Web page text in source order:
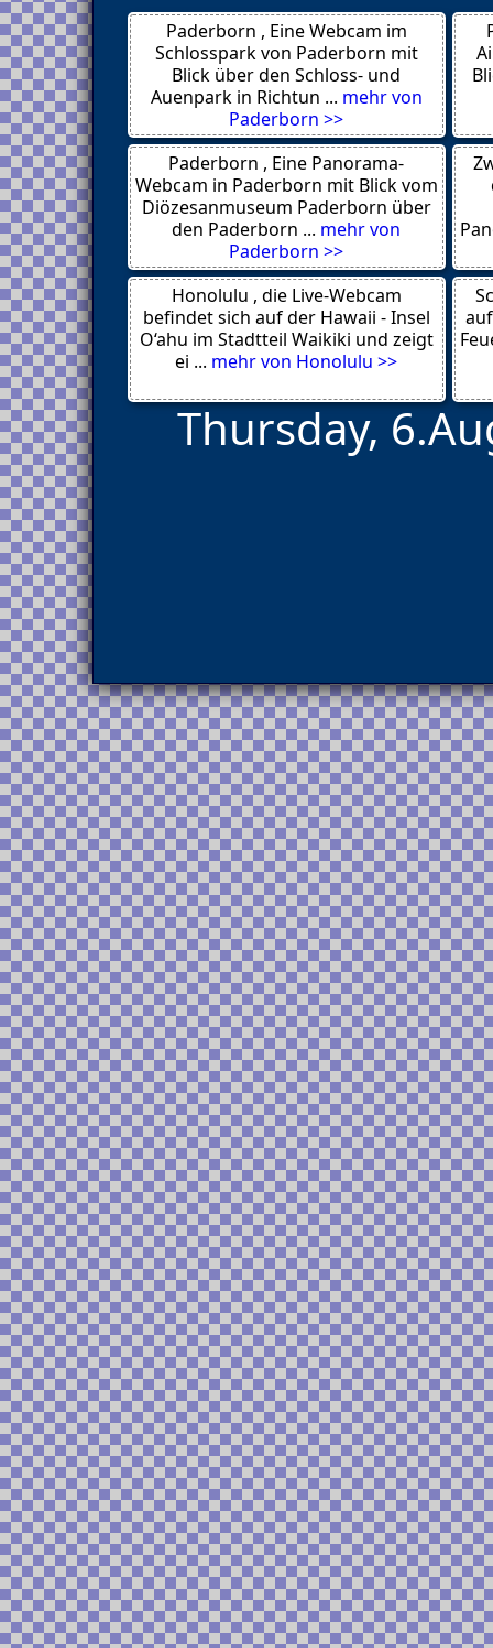
Bad Salzuflen
Bocholt
Meschede 59872
Essen
Erftstadt
Aachen
Herford
Wipperfuerth 51688
Helgoland
Dueren
Krefeld
Prag
Monheim -
Dortmund
Steinfurt 48565
Bornheim
Oerlinghausen 33813
Dortmund
Aachen
Paderborn , Eine Webcam im
Schlosspark von Paderborn mit
Blick über den Schloss- und
Auenpark in Richtun ... mehr von
Paderborn >>
Paderborn , Eine Panorama-
Webcam in Paderborn mit Blick vom
Diözesanmuseum Paderborn über
den Paderborn ... mehr von
Paderborn >>
Honolulu , die Live-Webcam
befindet sich auf der Hawaii - Insel
O‘ahu im Stadtteil Waikiki und zeigt
ei ... mehr von Honolulu >>
Thursday,